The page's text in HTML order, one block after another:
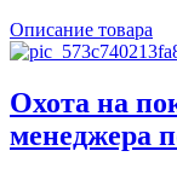
Описание товара
Охота на
менеджера